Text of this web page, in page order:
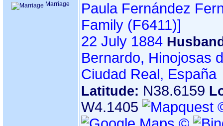
Marriage
Paula Fernández
Family ‎(F6411)‎‎]
22 July 1884
Bernardo, Hinojosas
Ciudad Real, España
Latitude: N38.6159
W4.1405